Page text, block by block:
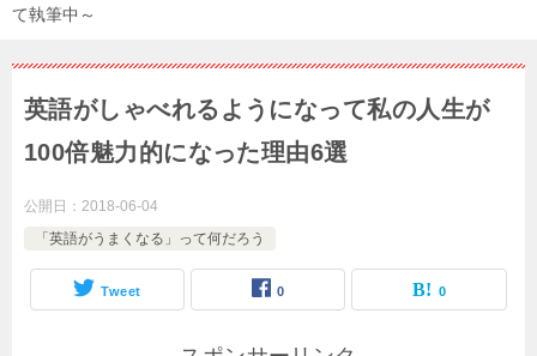
て執筆中～
英語がしゃべれるようになって私の人生が
100倍魅力的になった理由6選
公開日： 2018-06-04
「英語がうまくなる」って何だろう
Tweet 0 0